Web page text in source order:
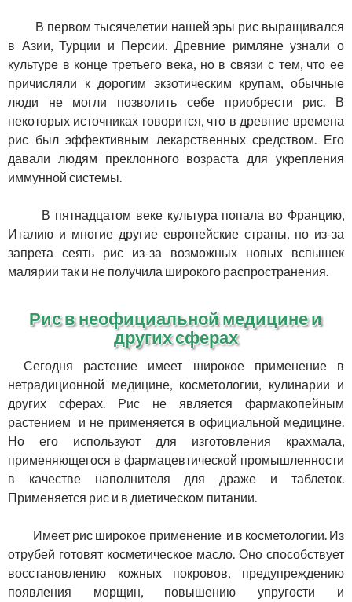
В первом тысячелетии нашей эры рис выращивался
в Азии, Турции и Персии. Древние римляне узнали о
культуре в конце третьего века, но в связи с тем, что ее
причисляли к дорогим экзотическим крупам, обычные
люди не могли позволить себе приобрести рис. В
некоторых источниках говорится, что в древние времена
рис был эффективным лекарственных средством. Его
давали людям преклонного возраста для укрепления
иммунной системы.
В пятнадцатом веке культура попала во Францию,
Италию и многие другие европейские страны, но из-за
запрета сеять рис из-за возможных новых вспышек
малярии так и не получила широкого распространения.
Рис в неофициальной медицине и
других сферах
Сегодня растение имеет широкое применение в
нетрадиционной медицине, косметологии, кулинарии и
других сферах. Рис не является фармакопейным
растением и не применяется в официальной медицине.
Но его используют для изготовления крахмала,
применяющегося в фармацевтической промышленности
в качестве наполнителя для драже и таблеток.
Применяется рис и в диетическом питании.
Имеет рис широкое применение и в косметологии. Из
отрубей готовят косметическое масло. Оно способствует
восстановлению кожных покровов, предупреждению
появления морщин, повышению упругости и